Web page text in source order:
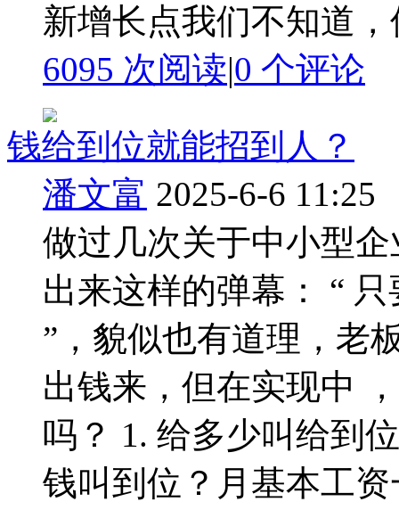
新增长点我们不知道
6095 次阅读|0 个评论
钱给到位就能招到人？
潘文富 2025-6-6 11:25
做过几次关于中小型
出来这样的弹幕： “
”，貌似也有道理，老
出钱来，但在实现中
吗？ 1. 给多少叫给到
钱叫到位？月基本工